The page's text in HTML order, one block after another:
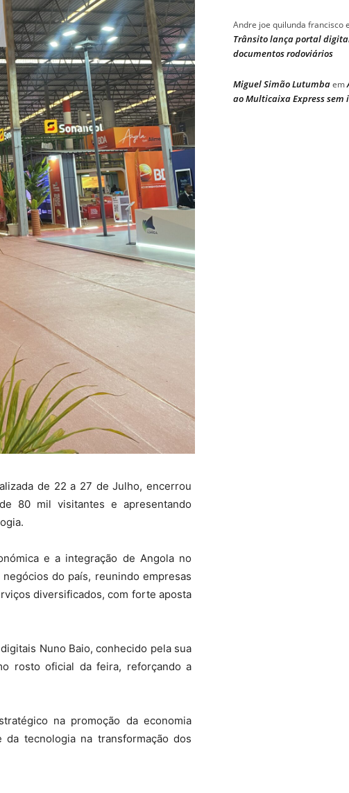
de 22 a 27 de Julho, encerrou
80 mil visitantes e apresentando
e a integração de Angola no
do país, reunindo empresas
diversificados, com forte aposta
Nuno Baio, conhecido pela sua
rosto oficial da feira, reforçando a
na promoção da economia
tecnologia na transformação dos
Andre joe quilunda francisco
Trânsito lança portal
documentos rodoviários
Miguel Simão Lutumbaem
ao Multicaixa Express sem